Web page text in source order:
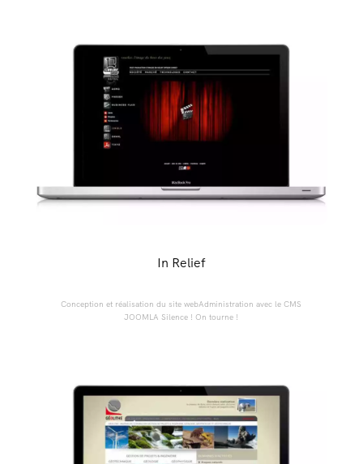
In Relief
Conception et réalisation du site webAdministration avec le CMS
JOOMLA Silence ! On tourne !